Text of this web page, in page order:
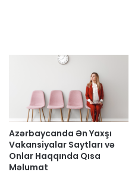
Azərbaycanda Ən Yaxşı
Vakansiyalar Saytları və
Onlar Haqqında Qısa
Məlumat